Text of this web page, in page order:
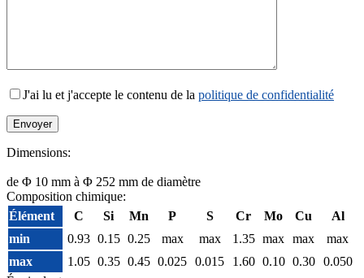
J'ai lu et j'accepte le contenu de la politique de confidentialité
Dimensions:
de Φ 10 mm à Φ 252 mm de diamètre
Composition chimique:
Élément
C Si Mn P S Cr Mo Cu
Al
min
0.93 0.15 0.25 max max 1.35 max max
max
max
1.05 0.35 0.45 0.025 0.015 1.60 0.10 0.30
0.050